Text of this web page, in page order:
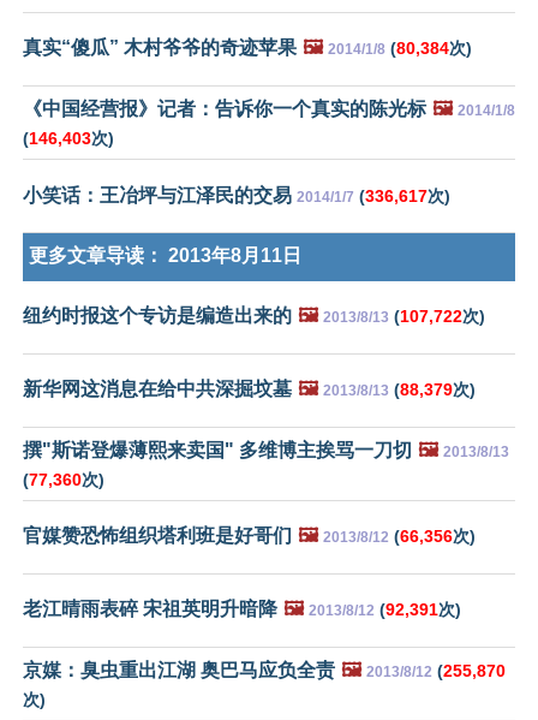
真实“傻瓜” 木村爷爷的奇迹苹果 🖼️ 2014/1/8 (80,384次)
《中国经营报》记者：告诉你一个真实的陈光标 🖼️ 2014/1/8
(146,403次)
小笑话：王冶坪与江泽民的交易 2014/1/7 (336,617次)
更多文章导读： 2013年8月11日
纽约时报这个专访是编造出来的 🖼️ 2013/8/13 (107,722次)
新华网这消息在给中共深掘坟墓 🖼️ 2013/8/13 (88,379次)
撰"斯诺登爆薄熙来卖国" 多维博主挨骂一刀切 🖼️ 2013/8/13
(77,360次)
官媒赞恐怖组织塔利班是好哥们 🖼️ 2013/8/12 (66,356次)
老江晴雨表碎 宋祖英明升暗降 🖼️ 2013/8/12 (92,391次)
京媒：臭虫重出江湖 奥巴马应负全责 🖼️ 2013/8/12 (255,870
次)